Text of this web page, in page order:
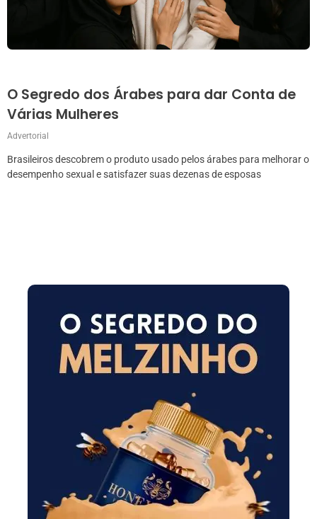
O Segredo dos Árabes para dar Conta de
Várias Mulheres
Advertorial
Brasileiros descobrem o produto usado pelos árabes para melhorar o
desempenho sexual e satisfazer suas dezenas de esposas